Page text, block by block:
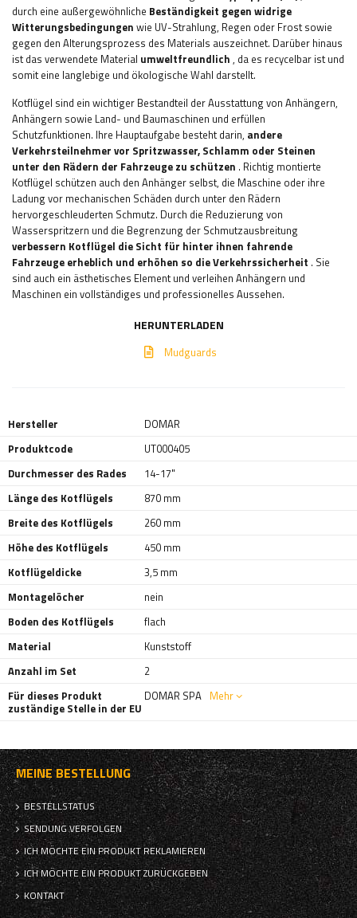
durch eine außergewöhnliche Beständigkeit gegen widrige
Witterungsbedingungen wie UV-Strahlung, Regen oder Frost sowie
gegen den Alterungsprozess des Materials auszeichnet. Darüber hinaus
ist das verwendete Material umweltfreundlich , da es recycelbar ist und
somit eine langlebige und ökologische Wahl darstellt.
Kotflügel sind ein wichtiger Bestandteil der Ausstattung von Anhängern,
Anhängern sowie Land- und Baumaschinen und erfüllen
Schutzfunktionen. Ihre Hauptaufgabe besteht darin, andere
Verkehrsteilnehmer vor Spritzwasser, Schlamm oder Steinen
unter den Rädern der Fahrzeuge zu schützen . Richtig montierte
Kotflügel schützen auch den Anhänger selbst, die Maschine oder ihre
Ladung vor mechanischen Schäden durch unter den Rädern
hervorgeschleuderten Schmutz. Durch die Reduzierung von
Wasserspritzern und die Begrenzung der Schmutzausbreitung
verbessern Kotflügel die Sicht für hinter ihnen fahrende
Fahrzeuge erheblich und erhöhen so die Verkehrssicherheit . Sie
sind auch ein ästhetisches Element und verleihen Anhängern und
Maschinen ein vollständiges und professionelles Aussehen.
HERUNTERLADEN
Mudguards
Hersteller
DOMAR
Produktcode
UT000405
Durchmesser des Rades
14-17"
Länge des Kotflügels
870 mm
Breite des Kotflügels
260 mm
Höhe des Kotflügels
450 mm
Kotflügeldicke
3,5 mm
Montagelöcher
nein
Boden des Kotflügels
flach
Material
Kunststoff
Anzahl im Set
2
Für dieses Produkt
zuständige Stelle in der EU
DOMAR SPA Mehr
MEINE BESTELLUNG
BESTELLSTATUS
SENDUNG VERFOLGEN
ICH MÖCHTE EIN PRODUKT REKLAMIEREN
ICH MÖCHTE EIN PRODUKT ZURÜCKGEBEN
KONTAKT